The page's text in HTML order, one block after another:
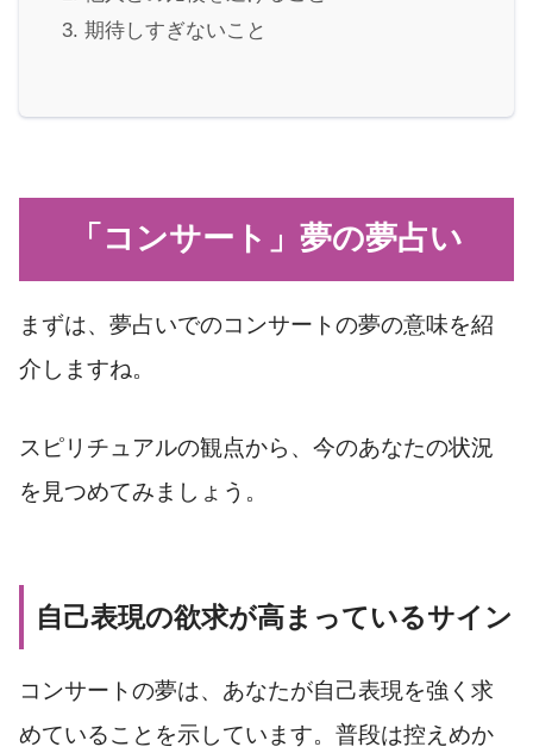
期待しすぎないこと
「コンサート」夢の夢占い
まずは、夢占いでのコンサートの夢の意味を紹
介しますね。
スピリチュアルの観点から、今のあなたの状況
を見つめてみましょう。
自己表現の欲求が高まっているサイン
コンサートの夢は、あなたが自己表現を強く求
めていることを示しています。普段は控えめか